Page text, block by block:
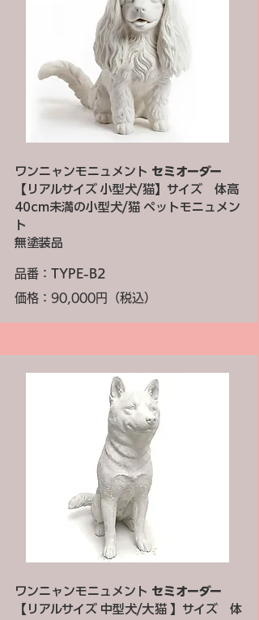
ワンニャンモニュメント セミオーダー
【リアルサイズ 小型犬/猫】サイズ 体高
40cm未満の小型犬/猫 ペットモニュメン
ト
無塗装品
品番： TYPE-B2
価格：90,000円（税込）
ワンニャンモニュメント セミオーダー
【リアルサイズ 中型犬/大猫 】サイズ 体